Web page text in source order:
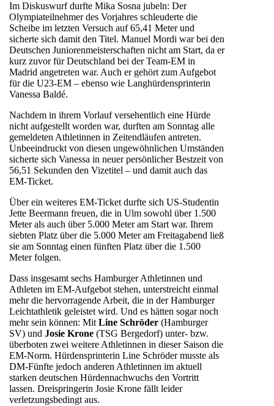
Im Diskuswurf durfte Mika Sosna jubeln: Der
Olympiateilnehmer des Vorjahres schleuderte die
Scheibe im letzten Versuch auf 65,41 Meter und
sicherte sich damit den Titel. Manuel Mordi war bei den
Deutschen Juniorenmeisterschaften nicht am Start, da er
kurz zuvor für Deutschland bei der Team-EM in
Madrid angetreten war. Auch er gehört zum Aufgebot
für die U23-EM – ebenso wie Langhürdensprinterin
Vanessa Baldé.
Nachdem in ihrem Vorlauf versehentlich eine Hürde
nicht aufgestellt worden war, durften am Sonntag alle
gemeldeten Athletinnen in Zeitendläufen antreten.
Unbeeindruckt von diesen ungewöhnlichen Umständen
sicherte sich Vanessa in neuer persönlicher Bestzeit von
56,51 Sekunden den Vizetitel – und damit auch das
EM-Ticket.
Über ein weiteres EM-Ticket durfte sich US-Studentin
Jette Beermann freuen, die in Ulm sowohl über 1.500
Meter als auch über 5.000 Meter am Start war. Ihrem
siebten Platz über die 5.000 Meter am Freitagabend ließ
sie am Sonntag einen fünften Platz über die 1.500
Meter folgen.
Dass insgesamt sechs Hamburger Athletinnen und
Athleten im EM-Aufgebot stehen, unterstreicht einmal
mehr die hervorragende Arbeit, die in der Hamburger
Leichtathletik geleistet wird. Und es hätten sogar noch
mehr sein können: MitLine Schröder (Hamburger
SV) undJosie Krone (TSG Bergedorf) unter- bzw.
überboten zwei weitere Athletinnen in dieser Saison die
EM-Norm. Hürdensprinterin Line Schröder musste als
DM-Fünfte jedoch anderen Athletinnen im aktuell
starken deutschen Hürdennachwuchs den Vortritt
lassen. Dreispringerin Josie Krone fällt leider
verletzungsbedingt aus.